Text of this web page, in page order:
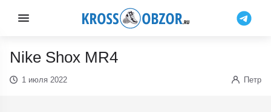
Nike Shox MR4
1 июля 2022 Петр